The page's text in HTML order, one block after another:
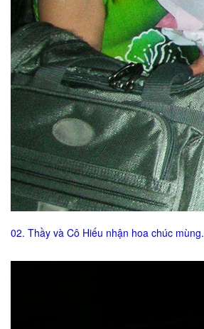
02. Thầy và Cô Hiếu nhận hoa chúc mùng.